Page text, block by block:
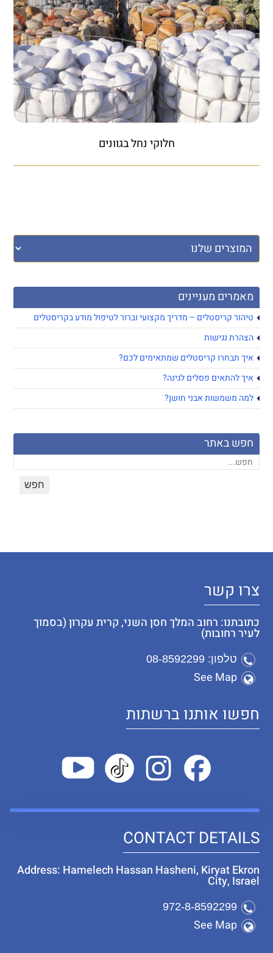
מאמרים מעניינים
טיהור קריסטלים – מדריך מקצועי וברור לטיפול מודע בקריסטלים
הצהרת נגישות
איך תבחרו קריסטלים שמתאימים לכם?
איך להתאים פסלים לגינה?
למה משמשות אבני חושן?
חפש באתר
חלוקי נחל בגוונים
צרו קשר
כתובתנו: רחוב המלך חסן השני, קרית עקרון (בסמוך
לעיר רחובות)
טלפון: 08-8592299
See Map
חפשו אותנו ברשתות
CONTACT DETAILS
Address: Hamelech Hassan Hasheni, Kiryat Ekron
City, Israel
972-8-8592299
See Map